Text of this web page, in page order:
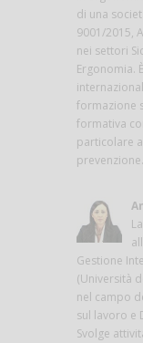
di una
9001/2015,
nei settori
Ergonomia.
formazione
formativa
particolare
prevenzione.
Gestione
(Università
nel campo
sul lavoro e
Svolge